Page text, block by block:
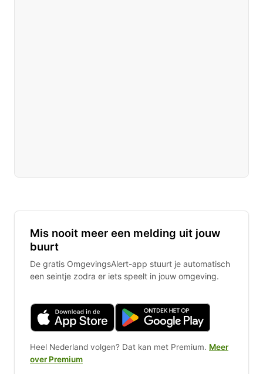
Mis nooit meer een melding uit jouw
buurt
De gratis OmgevingsAlert-app stuurt je automatisch
een seintje zodra er iets speelt in jouw omgeving.
Heel Nederland volgen? Dat kan met Premium. Meer
over Premium